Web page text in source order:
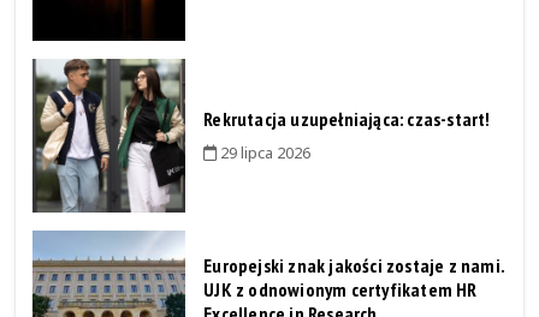
Rekrutacja uzupełniająca: czas-start!
29 lipca 2026
Europejski znak jakości zostaje z nami.
UJK z odnowionym certyfikatem HR